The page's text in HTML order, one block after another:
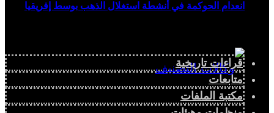
انعدام الحوكمة في أنشطة استغلال الذهب بوسط إفريقيا
قراءات تاريخية
متابعات
مكتبة الملفات